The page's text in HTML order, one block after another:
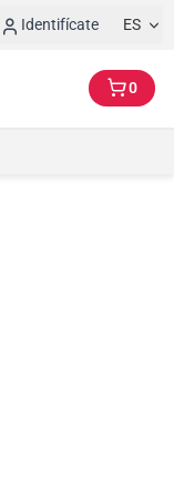
Identifícate ES
0